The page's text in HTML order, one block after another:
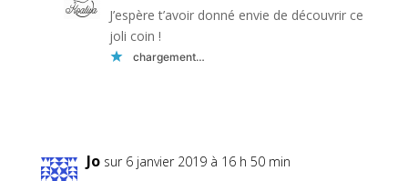
J’espère t’avoir donné envie de découvrir ce
joli coin !
chargement…
Jo sur 6 janvier 2019 à 16 h 50 min